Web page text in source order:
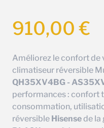
910,00€
Améliorez le confort de
climatiseur réversible
QH35XV4BG -
performances : confort
consommation,
réversible Hisensede la